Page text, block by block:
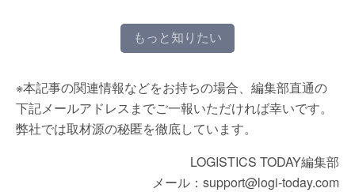
もっと知りたい
※本記事の関連情報などをお持ちの場合、編集部直通の
下記メールアドレスまでご一報いただければ幸いです。
弊社では取材源の秘匿を徹底しています。
LOGISTICS TODAY編集部
メール：support@logi-today.com